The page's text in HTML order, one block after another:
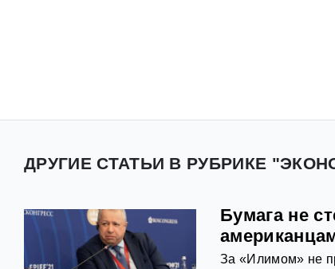
ДРУГИЕ СТАТЬИ В РУБРИКЕ
Бумага не
За «Илимом» не